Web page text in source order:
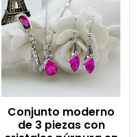
Conjunto moderno
de 3 piezas con